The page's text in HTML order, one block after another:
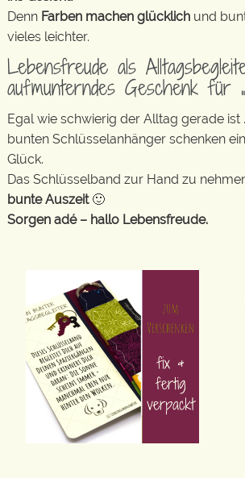
Denn Farben machen glücklich und
vieles leichter.
Lebensfreude als
aufmunterndes Geschenk für
Egal wie schwierig der Alltag gerade ist
bunten Schlüsselanhänger schenken
Glück.
Das Schlüsselband zur Hand zu
bunte Auszeit🙂
Sorgen adé – hallo Lebensfreude.